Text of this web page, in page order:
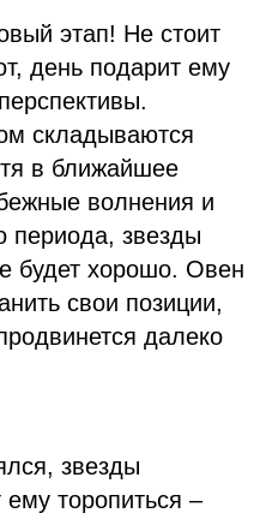
этап! Не стоит
день подарит ему
складываются
в ближайшее
волнения и
периода, звезды
будет хорошо. Овен
свои позиции,
далеко
звезды
ему торопиться –